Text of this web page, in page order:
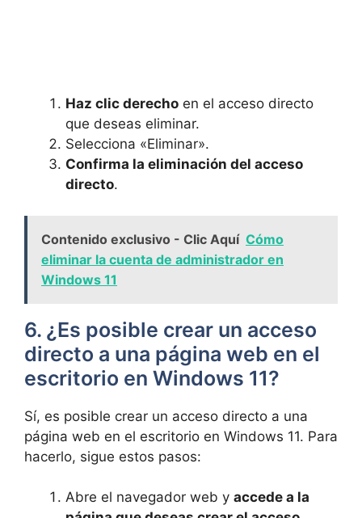
Haz clic derecho ⁣ en el acceso directo
que deseas eliminar.
Selecciona «Eliminar».
Confirma la eliminación del acceso
directo.
Contenido exclusivo - Clic Aquí Cómo
eliminar la cuenta de administrador en
Windows 11
6. ¿Es posible⁢ crear un acceso
directo a una⁣ página web ​en el
escritorio en‌ Windows 11?
Sí, es posible ‍crear un acceso directo‌ a una
página web en​ el escritorio en Windows‌ 11. Para⁢
hacerlo, sigue estos pasos:
Abre el navegador web y accede a la